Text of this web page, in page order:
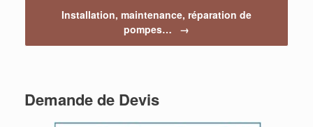
Installation, maintenance, réparation de
pompes…
→
Demande de Devis